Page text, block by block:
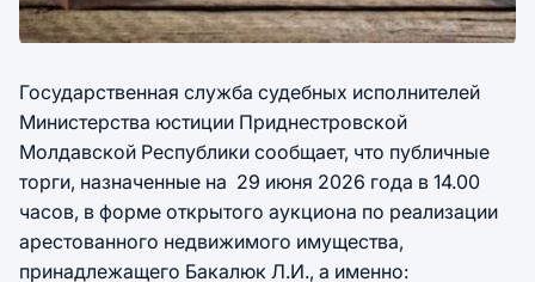
Государственная служба судебных исполнителей
Министерства юстиции Приднестровской
Молдавской Республики сообщает, что публичные
торги, назначенные на 29 июня 2026 года в 14.00
часов, в форме открытого аукциона по реализации
арестованного недвижимого имущества,
принадлежащего Бакалюк Л.И., а именно: